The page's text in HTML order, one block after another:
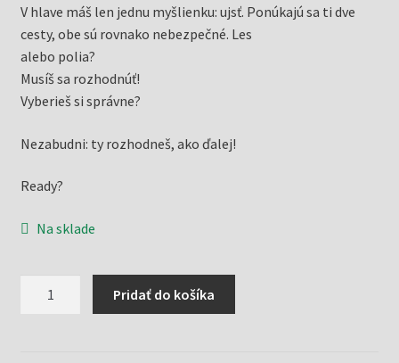
V hlave máš len jednu myšlienku: ujsť. Ponúkajú sa ti dve
cesty, obe sú rovnako nebezpečné. Les
alebo polia?
Musíš sa rozhodnúť!
Vyberieš si správne?
Nezabudni: ty rozhodneš, ako ďalej!
Ready?
Na sklade
Pridať do košíka